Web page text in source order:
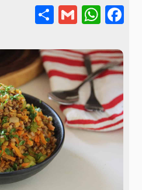
Facebook
WhatsApp
Gmail